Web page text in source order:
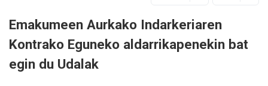
Emakumeen Aurkako Indarkeriaren
Kontrako Eguneko aldarrikapenekin bat
egin du Udalak